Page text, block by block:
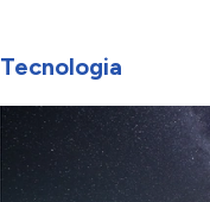
Tecnologia